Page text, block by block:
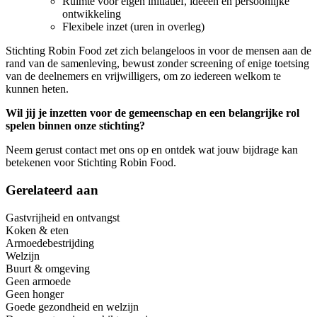
ontwikkeling
Flexibele inzet (uren in overleg)
Stichting Robin Food zet zich belangeloos in voor de mensen aan de
rand van de samenleving, bewust zonder screening of enige toetsing
van de deelnemers en vrijwilligers, om zo iedereen welkom te
kunnen heten.
Wil jij je inzetten voor de gemeenschap en een belangrijke rol
spelen binnen onze stichting?
Neem gerust contact met ons op en ontdek wat jouw bijdrage kan
betekenen voor Stichting Robin Food.
Gerelateerd aan
Gastvrijheid en ontvangst
Koken & eten
Armoedebestrijding
Welzijn
Buurt & omgeving
Geen armoede
Geen honger
Goede gezondheid en welzijn